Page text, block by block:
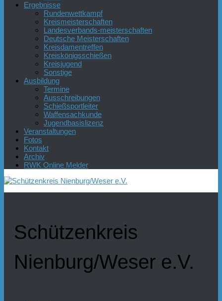
Ergebnisse
Rundenwettkampf
Kreismeisterschaften
Landesverbands-meisterschaften
Deutsche Meisterschaften
Kreisdamentreffen
Kreiskönigsschießen
Kreisjugend
Sonstige
Ausbildung
Termine
Ausschreibungen
Schießsportleiter
Waffensachkunde
Jugendbasislizenz
Veranstaltungen
Fotos
Kontakt
Archiv
RWK Online Melder
Schützenkreis
Nienburg/Weser e.V.